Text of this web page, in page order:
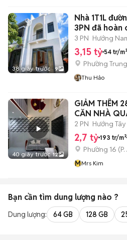
38 giây trước 9
Nhà 1T1L
3PN đã hoàn
3 PN Hướng
3,15 tỷ 54 tr/m²
Phường
Thu Hảo
40 giây trước 12
GIẢM THÊM
CĂN NHÀ
2 PN Hướng Tây
2,7 tỷ 193 tr/m²
Phường 16 (
MMrs Kim
Bạn cần tìm dung lượng nào ?
Dung lượng: 64 GB 128 GB